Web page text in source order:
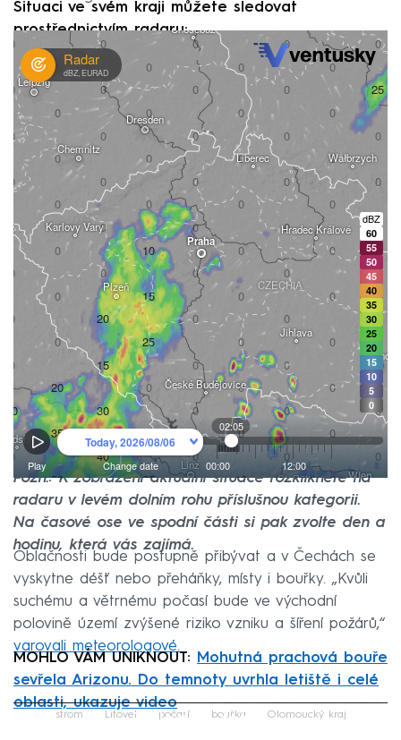
Situaci ve svém kraji můžete sledovat
prostřednictvím radaru:
Pozn.: K zobrazení aktuální situace rozklikněte na
radaru v levém dolním rohu příslušnou kategorii.
Na časové ose ve spodní části si pak zvolte den a
hodinu, která vás zajímá.
Oblačnosti bude postupně přibývat a v Čechách se
vyskytne déšť nebo přeháňky, místy i bouřky. „Kvůli
suchému a větrnému počasí bude ve východní
polovině území zvýšené riziko vzniku a šíření požárů,“
varovali meteorologové.
MOHLO VÁM UNIKNOUT:
Mohutná prachová bouře
sevřela Arizonu. Do temnoty uvrhla letiště i celé
oblasti, ukazuje video
Failed to fetch
strom Litovel počasí bouřka Olomoucký kraj